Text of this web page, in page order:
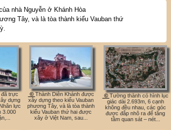
nhà Nguyễn ở Khánh Hòa
Tây, và là tòa thành kiểu Vauban thứ
đã trực
dựng
lực
3.000
© Thành Diên Khánh được
xây dựng theo kiểu Vauban
phương Tây, và là tòa thành
kiểu Vauban thứ hai được
xây ở Việt Nam, sau...
© Tường thành có hình lục
giác dài 2.693m, 6 cạnh
không đều nhau, các góc
được đắp nhô ra để tăng
tầm quan sát – nét...